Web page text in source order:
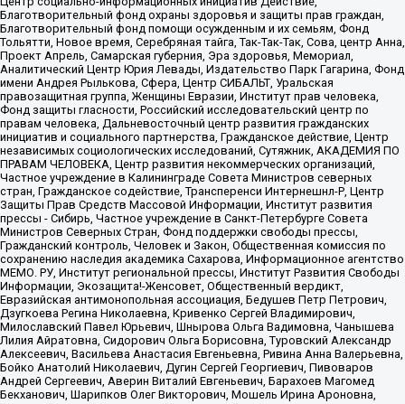
Благотворительный фонд охраны здоровья и защиты прав граждан,
Благотворительный фонд помощи осужденным и их семьям, Фонд
Тольятти, Новое время, Серебряная тайга, Так-Так-Так, Сова, центр Анна,
Проект Апрель, Самарская губерния, Эра здоровья, Мемориал,
Аналитический Центр Юрия Левады, Издательство Парк Гагарина, Фонд
имени Андрея Рылькова, Сфера, Центр СИБАЛЬТ, Уральская
правозащитная группа, Женщины Евразии, Институт прав человека,
Фонд защиты гласности, Российский исследовательский центр по
правам человека, Дальневосточный центр развития гражданских
инициатив и социального партнерства, Гражданское действие, Центр
независимых социологических исследований, Сутяжник, АКАДЕМИЯ ПО
ПРАВАМ ЧЕЛОВЕКА, Центр развития некоммерческих организаций,
Частное учреждение в Калининграде Совета Министров северных
стран, Гражданское содействие, Трансперенси Интернешнл-Р, Центр
Защиты Прав Средств Массовой Информации, Институт развития
прессы - Сибирь, Частное учреждение в Санкт-Петербурге Совета
Министров Северных Стран, Фонд поддержки свободы прессы,
Гражданский контроль, Человек и Закон, Общественная комиссия по
сохранению наследия академика Сахарова, Информационное агентство
МЕМО. РУ, Институт региональной прессы, Институт Развития Свободы
Информации, Экозащита!-Женсовет, Общественный вердикт,
Евразийская антимонопольная ассоциация, Бедушев Петр Петрович,
Дзугкоева Регина Николаевна, Кривенко Сергей Владимирович,
Милославский Павел Юрьевич, Шнырова Ольга Вадимовна, Чанышева
Лилия Айратовна, Сидорович Ольга Борисовна, Туровский Александр
Алексеевич, Васильева Анастасия Евгеньевна, Ривина Анна Валерьевна,
Бойко Анатолий Николаевич, Дугин Сергей Георгиевич, Пивоваров
Андрей Сергеевич, Аверин Виталий Евгеньевич, Барахоев Магомед
Бекханович, Шарипков Олег Викторович, Мошель Ирина Ароновна,